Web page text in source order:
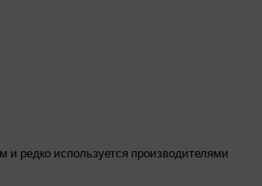
редко используется производителями